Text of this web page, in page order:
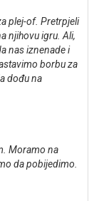
plej-of. Pretrpjeli
njihovu igru. Ali,
nas iznenade i
borbu za
dođu na
Moramo na
da pobijedimo.